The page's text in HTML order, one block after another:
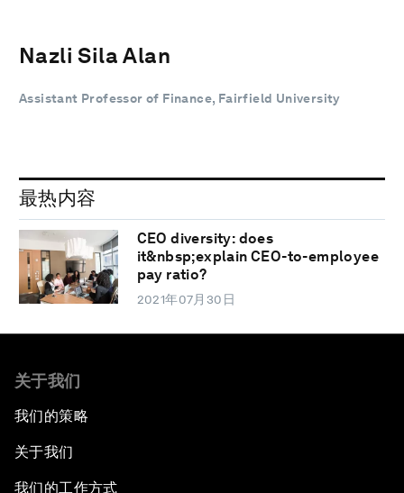
Nazli Sila Alan
Assistant Professor of Finance, Fairfield University
最热内容
CEO diversity: does
it&nbsp;explain CEO-to-employee
pay ratio?
2021年07月30日
关于我们
我们的策略
关于我们
我们的工作方式